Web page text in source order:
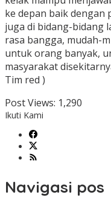
ke depan baik dengan
juga di bidang-bidang
rasa bangga, mudah-
untuk orang banyak,
masyarakat
Tim red )
Post Views: 1,290
Ikuti Kami
Navigasi pos